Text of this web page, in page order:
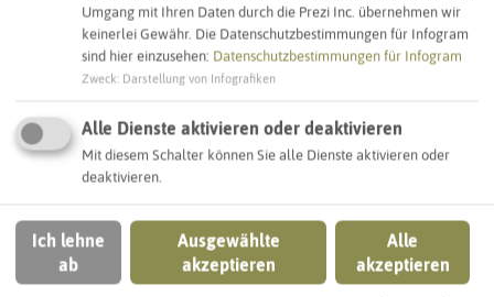
DORSTEN
Umgang mit Ihren Daten durch die Prezi Inc. übernehmen wir
keinerlei Gewähr. Die Datenschutzbestimmungen für Infogram
sind hier einzusehen: Datenschutzbestimmungen für Infogram
Zweck Darstellung von Infografiken
Alle Dienste aktivieren oder deaktivieren
Mit diesem Schalter können Sie alle Dienste aktivieren oder
deaktivieren.
Ich lehne
ab
Ausgewählte
akzeptieren
Alle
akzeptieren